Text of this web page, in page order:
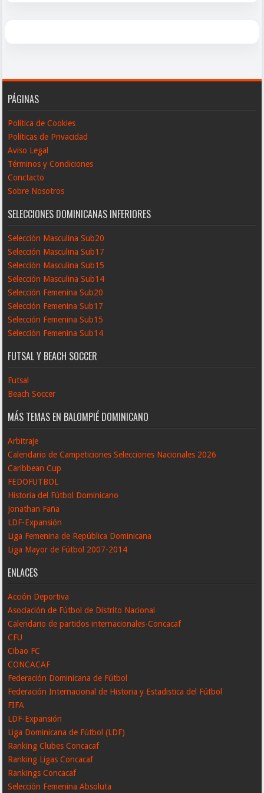
PÁGINAS
Política de Cookies
Políticas de Privacidad
Aviso Legal
Términos y Condiciones
Conctacto
Sobre Nosotros
SELECCIONES DOMINICANAS INFERIORES
Selección Masculina Sub20
Selección Masculina Sub17
Selección Masculina Sub15
Selección Masculina Sub14
Selección Femenina Sub20
Selección Femenina Sub17
Selección Femenina Sub15
Selección Femenina Sub14
FUTSAL Y BEACH SOCCER
Futsal
Beach Soccer
MÁS TEMAS EN BALOMPIÉ DOMINICANO
Arbitraje
Calendario de Campeticiones Selecciones Nacionales 2026
Caribbean Cup
FEDOFUTBOL
Historia del Fútbol Dominicano
Jonathan Faña
LDF-Expansión
Liga Femenina de República Dominicana
Liga Mayor de Fútbol 2007-2014
ENLACES
Acción Deportiva
Asociación de Fútbol de Distrito Nacional
Calendario de partidos internacionales-Concacaf
CFU
Cibao FC
CONCACAF
Federación Dominicana de Fútbol
Federación Internacional de Historia y Estadistica del Fútbol
FIFA
LDF-Expansión
Liga Dominicana de Fútbol (LDF)
Ranking Clubes Concacaf
Ranking Ligas Concacaf
Rankings Concacaf
Selección Femenina Absoluta